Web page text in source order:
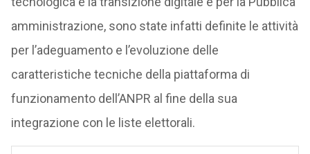
amministrazione, sono state infatti definite le attività
per l’adeguamento e l’evoluzione delle
caratteristiche tecniche della piattaforma di
funzionamento dell’ANPR al fine della sua
integrazione con le liste elettorali.